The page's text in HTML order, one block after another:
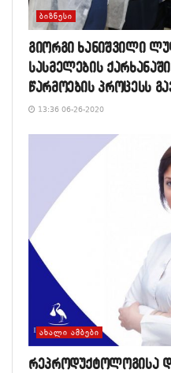
ᲑᲘᲖᲜᲔᲡᲘ
გიორგი ხანიშვილი
სასმელების
წარმოების პროცესს
13:36 06-26-2020
ᲐᲮᲐᲚᲘ ᲐᲛᲑᲔᲑᲘ
რეპროდუქტოლოგისა